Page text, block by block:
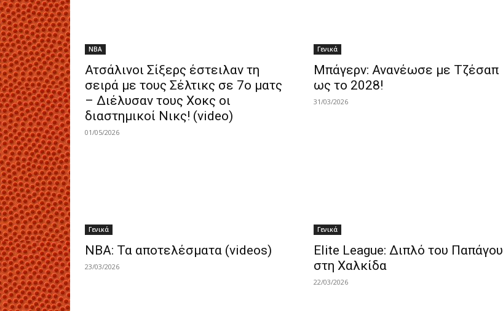
NBA
Ατσάλινοι Σίξερς έστειλαν τη
σειρά με τους Σέλτικς σε 7ο ματς
– Διέλυσαν τους Χοκς οι
διαστημικοί Νικς! (video)
01/05/2026
Γενικά
Μπάγερν: Ανανέωσε με Τζέσαπ
ως το 2028!
31/03/2026
Γενικά
ΝΒΑ: Τα αποτελέσματα (videos)
23/03/2026
Γενικά
Elite League: Διπλό του Παπάγου
στη Χαλκίδα
22/03/2026